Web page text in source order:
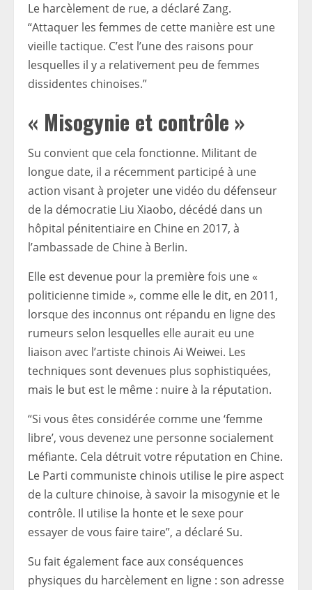
Le harcèlement de rue, a déclaré Zang.
“Attaquer les femmes de cette manière est une
vieille tactique. C’est l’une des raisons pour
lesquelles il y a relativement peu de femmes
dissidentes chinoises.”
« Misogynie et contrôle »
Su convient que cela fonctionne. Militant de
longue date, il a récemment participé à une
action visant à projeter une vidéo du défenseur
de la démocratie Liu Xiaobo, décédé dans un
hôpital pénitentiaire en Chine en 2017, à
l’ambassade de Chine à Berlin.
Elle est devenue pour la première fois une «
politicienne timide », comme elle le dit, en 2011,
lorsque des inconnus ont répandu en ligne des
rumeurs selon lesquelles elle aurait eu une
liaison avec l’artiste chinois Ai Weiwei. Les
techniques sont devenues plus sophistiquées,
mais le but est le même : nuire à la réputation.
“Si vous êtes considérée comme une ‘femme
libre’, vous devenez une personne socialement
méfiante. Cela détruit votre réputation en Chine.
Le Parti communiste chinois utilise le pire aspect
de la culture chinoise, à savoir la misogynie et le
contrôle. Il utilise la honte et le sexe pour
essayer de vous faire taire”, a déclaré Su.
Su fait également face aux conséquences
physiques du harcèlement en ligne : son adresse